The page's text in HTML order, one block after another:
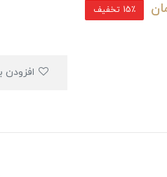
15٪ تخفیف